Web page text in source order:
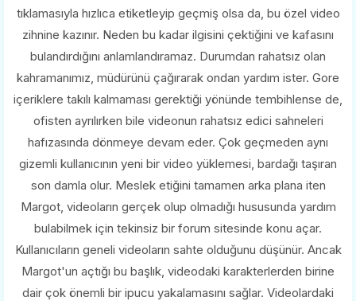
tıklamasıyla hızlıca etiketleyip geçmiş olsa da, bu özel video
zihnine kazınır. Neden bu kadar ilgisini çektiğini ve kafasını
bulandırdığını anlamlandıramaz. Durumdan rahatsız olan
kahramanımız, müdürünü çağırarak ondan yardım ister. Gore
içeriklere takılı kalmaması gerektiği yönünde tembihlense de,
ofisten ayrılırken bile videonun rahatsız edici sahneleri
hafızasında dönmeye devam eder. Çok geçmeden aynı
gizemli kullanıcının yeni bir video yüklemesi, bardağı taşıran
son damla olur. Meslek etiğini tamamen arka plana iten
Margot, videoların gerçek olup olmadığı hususunda yardım
bulabilmek için tekinsiz bir forum sitesinde konu açar.
Kullanıcıların geneli videoların sahte olduğunu düşünür. Ancak
Margot'un açtığı bu başlık, videodaki karakterlerden birine
dair çok önemli bir ipucu yakalamasını sağlar. Videolardaki